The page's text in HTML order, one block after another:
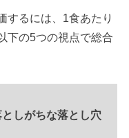
するには、1食あたり
下の5つの視点で総合
としがちな落とし穴